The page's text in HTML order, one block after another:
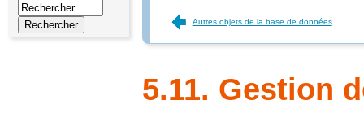
Autres objets de la base de données
5.11. Gestion